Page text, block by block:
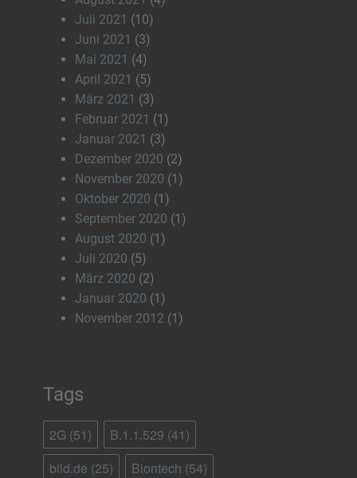
Juli 2021 (10)
Juni 2021 (3)
Mai 2021 (4)
April 2021 (5)
März 2021 (3)
Februar 2021 (1)
Januar 2021 (3)
Dezember 2020 (2)
November 2020 (1)
Oktober 2020 (1)
September 2020 (1)
August 2020 (1)
Juli 2020 (5)
März 2020 (2)
Januar 2020 (1)
November 2012 (1)
Tags
2G (51) B.1.1.529 (41)
bild.de (25) Biontech (54)